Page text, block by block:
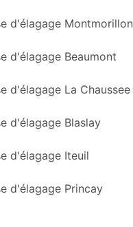
d'élagage Montmorillon
d'élagage Beaumont
d'élagage La Chaussee
d'élagage Blaslay
d'élagage Iteuil
d'élagage Princay